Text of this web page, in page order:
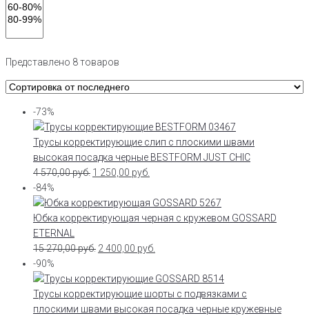
Представлено 8 товаров
-73%
Трусы корректирующие слип с плоскими швами
высокая посадка черные BESTFORM JUST CHIC
4 570,00руб. 1 250,00 руб.
-84%
Юбка корректирующая черная с кружевом GOSSARD
ETERNAL
15 270,00руб. 2 400,00 руб.
-90%
Трусы корректирующие шорты с подвязками с
плоскими швами высокая посадка черные кружевные